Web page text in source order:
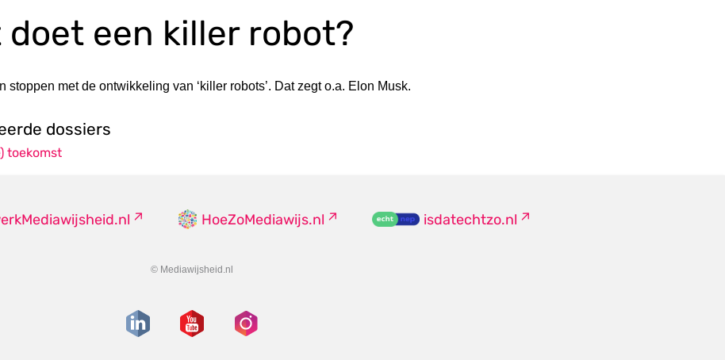
doet een killer robot?
stoppen met de ontwikkeling van ‘killer robots’. Dat zegt o.a. Elon Musk.
dossiers
toekomst
HoeZoMediawijs.nl isdatechtzo.nl
© Mediawijsheid.nl